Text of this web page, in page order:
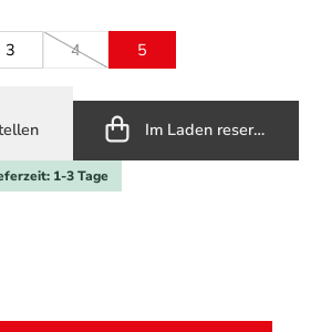
ist zurzeit nicht verfügbar.)
3 4
(Diese Option ist zurzeit nicht
5
Im Laden reservieren
1-3 Tage
Gib den gewünschten Wert